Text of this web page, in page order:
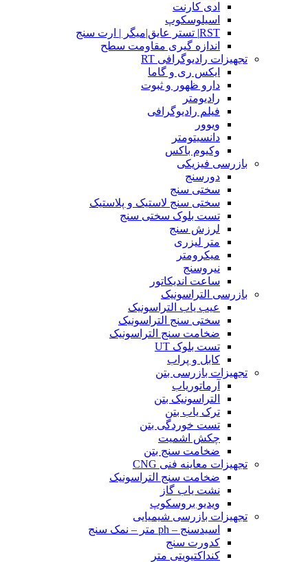
ادی کارنت
اسیلوسکوپ
RST| تستر عایق|میگر | ارت سنج
اندازه گیری مقاومت سطح
تجهیزات رادیوگرافی RT
ایکس ری و گاما
دارو ظهور و ثبوت
رادیومتر
فیلم رادیوگرافی
ویوور
دانسیتومتر
وکیوم باکس
بازرسی فیزیکی
دورسنج
سختی سنج
سختی سنج لاستیک و پلاستیک
تست بلوک سختی سنج
لرزش سنج
متر لیزری
میکرومتر
نیروسنج
ساعت اندیکاتور
بازرسی التراسونیک
عیب یاب التراسونیک
سختی سنج التراسونیک
ضخامت سنج التراسونیک
تست بلوک UT
کابل و پراب
تجهیزات بازرسی بتن
آرماتوریاب
التراسونیک بتن
ترک یاب بتن
تست خوردگی بتن
چکش اشمیت
ضخامت سنج بتن
تجهیزات معاینه فنی CNG
ضخامت سنج التراسونیک
نشت یاب گاز
ویدیو بروسکوپ
تجهیزات بازرسی شیمیایی
اسیدسنج – ph متر – نمک سنج
کدورت سنج
کنداکتیویتی متر